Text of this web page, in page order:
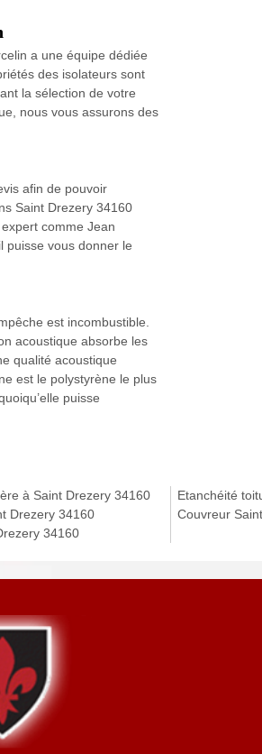
a une équipe dédiée
des isolateurs sont
la sélection de votre
nous vous assurons des
afin de pouvoir
Saint Drezery 34160
comme Jean
puisse vous donner le
est incombustible.
acoustique absorbe les
qualité acoustique
est le polystyrène le plus
puisse
à Saint Drezery 34160
Drezery 34160
34160
Etanchéité
Couvreur